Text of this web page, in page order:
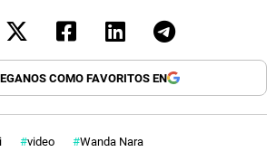
COMO FAVORITOS EN
video Wanda Nara